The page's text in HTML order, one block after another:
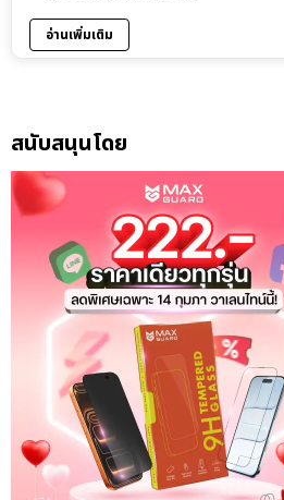
อ่านเพิ่มเติม
สนับสนุนโดย